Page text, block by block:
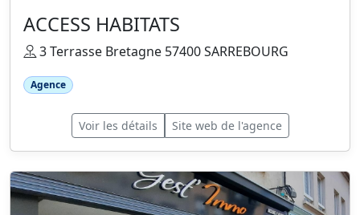
ACCESS HABITATS
3 Terrasse Bretagne 57400 SARREBOURG
Agence
Voir les détails Site web de l'agence